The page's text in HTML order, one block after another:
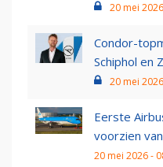
20 mei
Condor-
Schiphol en
20 mei
Eerste
voorzien
20 mei 2026 -